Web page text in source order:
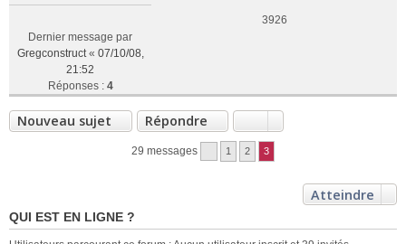
Dernier message par
Gregconstruct« 07/10/08,
21:52
Réponses : 4
3926
Nouveau sujet Répondre
29 messages 1 2 3
Atteindre
QUI EST EN LIGNE ?